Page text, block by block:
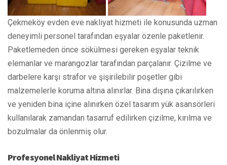
Çekmeköy evden eve nakliyat hizmeti ile konusunda uzman
deneyimli personel tarafından eşyalar özenle paketlenir.
Paketlemeden önce sökülmesi gereken eşyalar teknik
elemanlar ve marangozlar tarafından parçalanır. Çizilme ve
darbelere karşı strafor ve şişirilebilir poşetler gibi
malzemelerle koruma altına alınırlar. Bina dışına çıkarılırken
ve yeniden bina içine alınırken özel tasarım yük asansörleri
kullanılarak zamandan tasarruf edilirken çizilme, kırılma ve
bozulmalar da önlenmiş olur.
Profesyonel Nakliyat Hizmeti